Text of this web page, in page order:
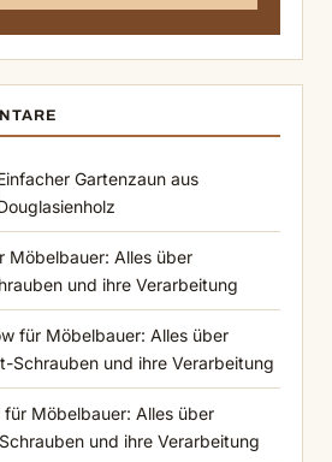
Gartenzaun aus
Möbelbauer: Alles über
und ihre Verarbeitung
für Möbelbauer: Alles über
Schrauben und ihre Verarbeitung
für Möbelbauer: Alles über
und ihre Verarbeitung